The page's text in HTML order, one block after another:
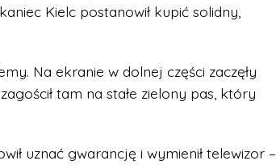
Kielc postanowił kupić solidny,
Na ekranie w dolnej części zaczęły
tam na stałe zielony pas, który
uznać gwarancję i wymienił telewizor –